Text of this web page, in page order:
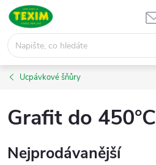
Přejít
obsah
Ucpávkové šňůry
Grafit do 450°C
Nejprodávanější